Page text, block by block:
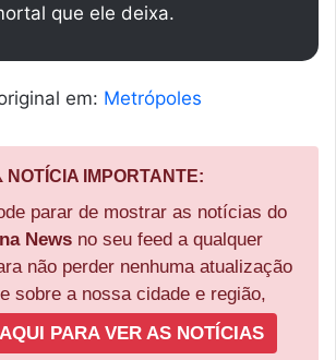
que ele deixa.
em: Metrópoles
IMPORTANTE:
parar de mostrar as notícias do
News no seu feed a qualquer
não perder nenhuma atualização
sobre a nossa cidade e região,
PARA VER AS NOTÍCIAS